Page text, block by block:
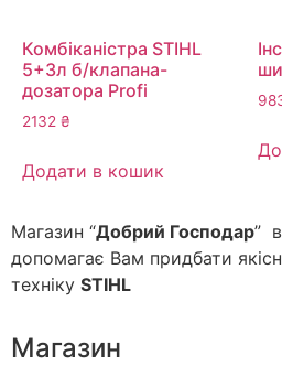
Комбіканістра STIHL
5+3л б/клапана-
дозатора Profi
2132 ₴
Додати в кошик
Магазин “Добрий Господар”
допомагає Вам придбати
техніку STIHL
Магазин